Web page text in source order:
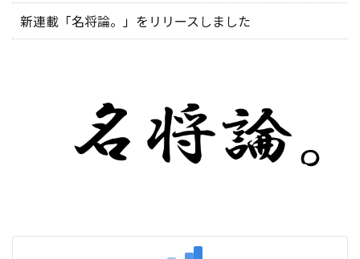
新連載「名将論。」をリリースしました